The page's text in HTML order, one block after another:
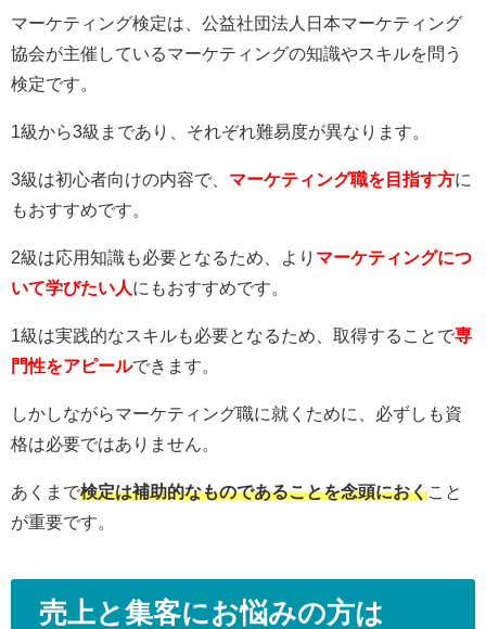
マーケティング検定は、公益社団法人日本マーケティング
協会が主催しているマーケティングの知識やスキルを問う
検定です。
1級から3級まであり、それぞれ難易度が異なります。
3級は初心者向けの内容で、 マーケティング職を目指す方に
もおすすめです。
2級は応用知識も必要となるため、より マーケティングにつ
いて学びたい人 にもおすすめです。
1級は実践的なスキルも必要となるため、取得することで専
門性をアピールできます。
しかしながらマーケティング職に就くために、必ずしも資
格は必要ではありません。
あくまで検定は補助的なものであることを念頭におく こと
が重要です。
売上と集客にお悩みの方は